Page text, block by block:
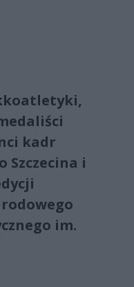
kadr
Szczecina i
im.